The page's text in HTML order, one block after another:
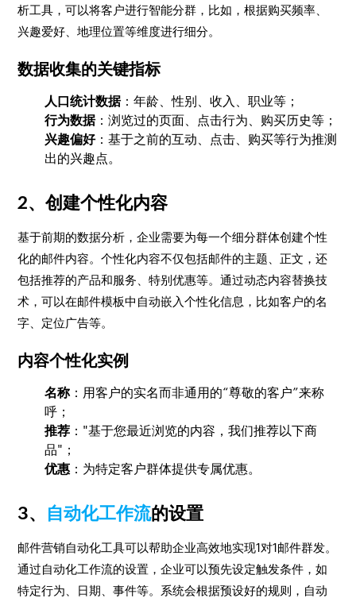
析工具，可以将客户进行智能分群，比如，根据购买频率、
兴趣爱好、地理位置等维度进行细分。
数据收集的关键指标
人口统计数据：年龄、性别、收入、职业等；
行为数据：浏览过的页面、点击行为、购买历史等；
兴趣偏好：基于之前的互动、点击、购买等行为推测
出的兴趣点。
2、创建个性化内容
基于前期的数据分析，企业需要为每一个细分群体创建个性
化的邮件内容。个性化内容不仅包括邮件的主题、正文，还
包括推荐的产品和服务、特别优惠等。通过动态内容替换技
术，可以在邮件模板中自动嵌入个性化信息，比如客户的名
字、定位广告等。
内容个性化实例
名称：用客户的实名而非通用的“尊敬的客户”来称
呼；
推荐 ："基于您最近浏览的内容，我们推荐以下商
品"；
优惠 ：为特定客户群体提供专属优惠。
3、 自动化工作流的设置
邮件营销自动化工具可以帮助企业高效地实现1对1邮件群发。
通过自动化工作流的设置，企业可以预先设定触发条件，如
特定行为、日期、事件等。系统会根据预设好的规则，自动